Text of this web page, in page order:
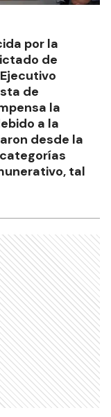
por la
de
de
la
a la
desde la
tal